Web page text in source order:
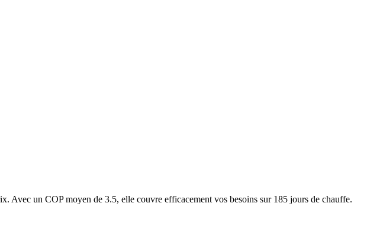
un COP moyen de 3.5, elle couvre efficacement vos besoins sur 185 jours de chauffe.